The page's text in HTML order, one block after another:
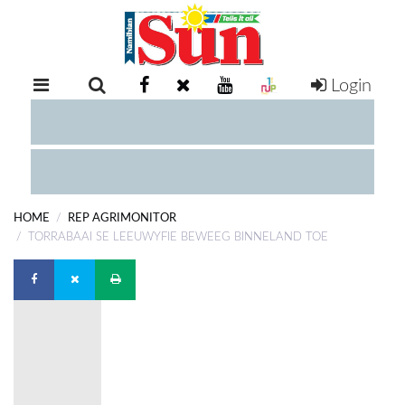
RETAIL
EXAM
COMPETITIONS
DIGITAL
Login
HOME
REP AGRIMONITOR
TORRABAAI SE LEEUWYFIE BEWEEG BINNELAND TOE